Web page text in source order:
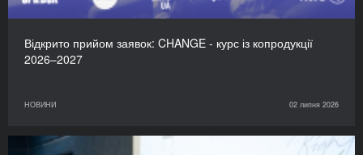
Відкрито прийом заявок: CHANGE - курс із копродукції
2026–2027
НОВИНИ 02 липня 2026